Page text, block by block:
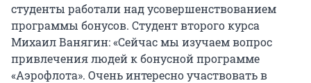
студенты работали над усовершенствованием
программы бонусов. Студент второго курса
Михаил Ванягин: «Сейчас мы изучаем вопрос
привлечения людей к бонусной программе
«Аэрофлота». Очень интересно участвовать в